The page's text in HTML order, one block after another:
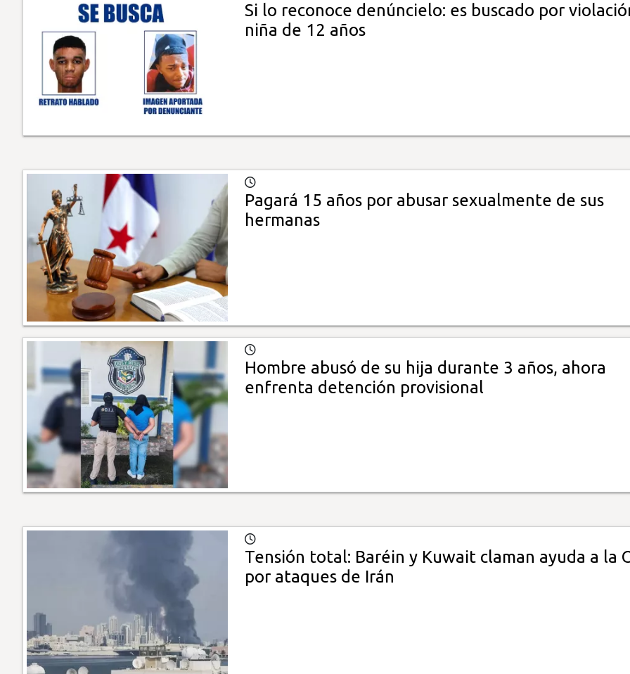
Si lo reconoce denúncielo: es buscado por
niña de 12 años
Pagará 15 años por abusar sexualmente de sus
hermanas
Hombre abusó de su hija durante 3 años, ahora
enfrenta detención provisional
Tensión total: Baréin y Kuwait claman ayuda a la
por ataques de Irán